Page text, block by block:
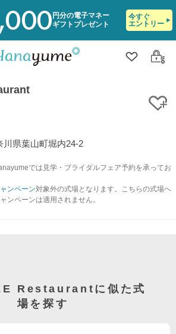
円分の電子マネー
ギフトプレゼント
今すぐ
エントリー
クリップ
ログ
川県葉山町堀内24-2
では見学・ブライダルフェア予約を承ってお
ンペーン対象外の式場となります。こちらの式場へ
ンペーンは適用されません。
Restaurantに似た式
場を探す